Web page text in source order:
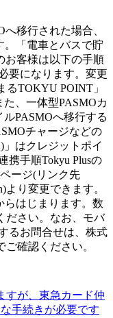
移行された場合、
。「電車とバスで貯
お客様は以下の手順
要になります。変更
るTOKYU POINT」
、一体型PASMOカ
PASMOへ移行する
チャージなどの
」はクレジットポイ
携手順Tokyu Plusの
ージ(リンク先
より変更できます。
らはじまります。数
ださい。なお、モバ
るお問合せは、株式
確認ください。
すが、東急カード仲
手続きが必要です